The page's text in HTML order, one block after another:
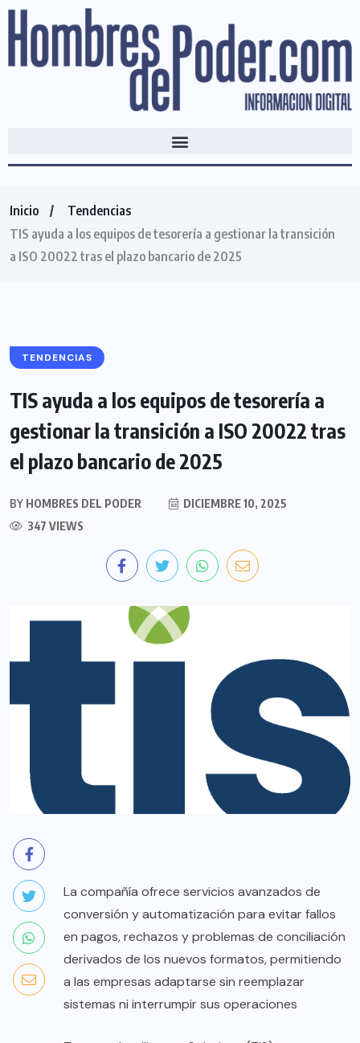
Inicio
Tendencias
TIS ayuda a los equipos de tesorería a gestionar la transición
a ISO 20022 tras el plazo bancario de 2025
TENDENCIAS
TIS ayuda a los equipos de tesorería a
gestionar la transición a ISO 20022 tras
el plazo bancario de 2025
BY HOMBRES DEL PODER
DICIEMBRE 10, 2025
347 VIEWS
La compañía ofrece servicios avanzados de
conversión y automatización para evitar fallos
en pagos, rechazos y problemas de conciliación
derivados de los nuevos formatos, permitiendo
a las empresas adaptarse sin reemplazar
sistemas ni interrumpir sus operaciones